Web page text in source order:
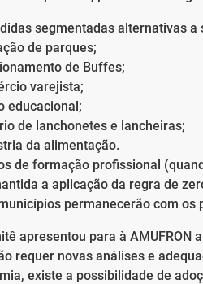
segmentadas alternativas
de parques;
de Buffes;
varejista;
educacional;
de lanchonetes e lancheiras;
da alimentação.
de formação profissional
a aplicação da regra de
permanecerão com os
apresentou para à
requer novas análises e
existe a possibilidade de